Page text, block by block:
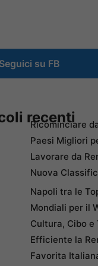
Seguici su FB
recenti
Ricominciare
Paesi Migliori
Lavorare da
Nuova
Napoli tra le
Mondiali per il
Cultura, Cibo e
Efficiente la
Favorita